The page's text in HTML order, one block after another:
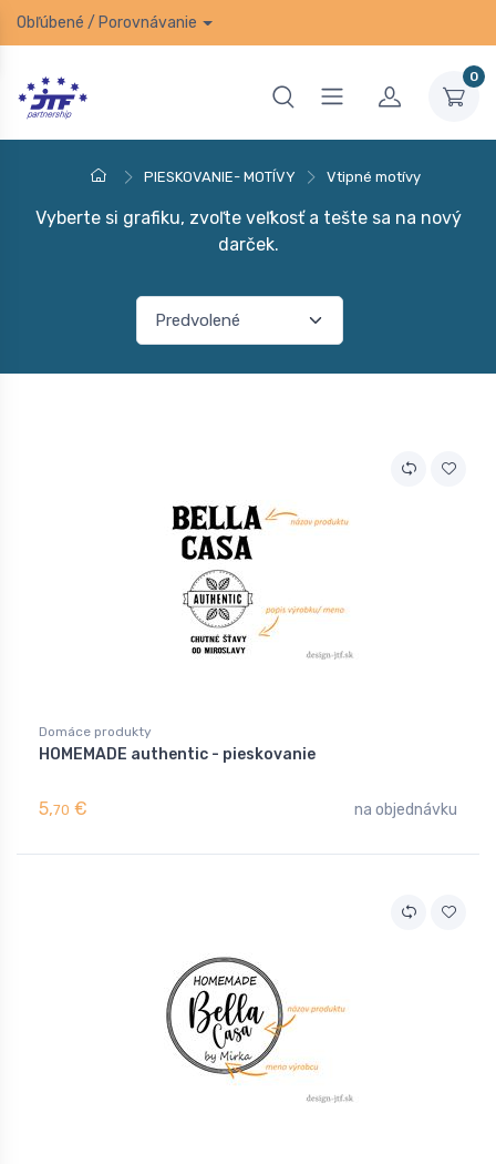
Obľúbené / Porovnávanie
0
PIESKOVANIE- MOTÍVY Vtipné motívy
Vyberte si grafiku, zvoľte veľkosť a tešte sa na nový
darček.
Domáce produkty
HOMEMADE authentic - pieskovanie
5,70 € na objednávku